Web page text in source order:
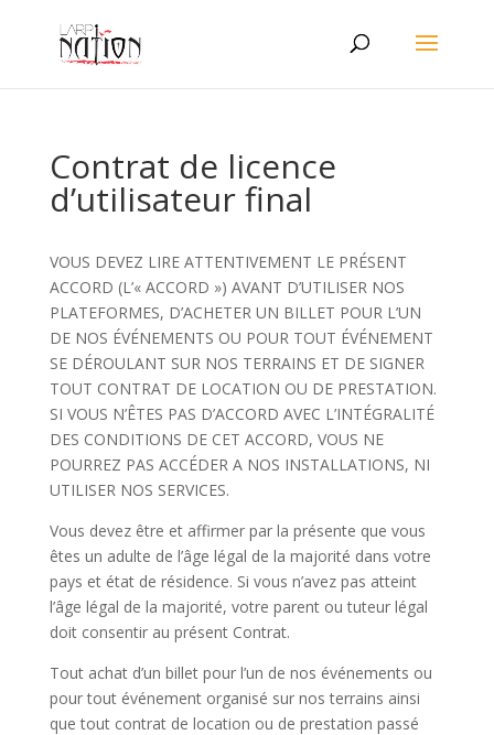
Contrat de licence
d’utilisateur final
VOUS DEVEZ LIRE ATTENTIVEMENT LE PRÉSENT
ACCORD (L’« ACCORD ») AVANT D’UTILISER NOS
PLATEFORMES, D’ACHETER UN BILLET POUR L’UN
DE NOS ÉVÉNEMENTS OU POUR TOUT ÉVÉNEMENT
SE DÉROULANT SUR NOS TERRAINS ET DE SIGNER
TOUT CONTRAT DE LOCATION OU DE PRESTATION.
SI VOUS N’ÊTES PAS D’ACCORD AVEC L’INTÉGRALITÉ
DES CONDITIONS DE CET ACCORD, VOUS NE
POURREZ PAS ACCÉDER A NOS INSTALLATIONS, NI
UTILISER NOS SERVICES.
Vous devez être et affirmer par la présente que vous
êtes un adulte de l’âge légal de la majorité dans votre
pays et état de résidence. Si vous n’avez pas atteint
l’âge légal de la majorité, votre parent ou tuteur légal
doit consentir au présent Contrat.
Tout achat d’un billet pour l’un de nos événements ou
pour tout événement organisé sur nos terrains ainsi
que tout contrat de location ou de prestation passé